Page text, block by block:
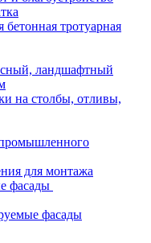
тротуарная
ландшафтный
на столбы, отливы,
для монтажа
фасады
фасады